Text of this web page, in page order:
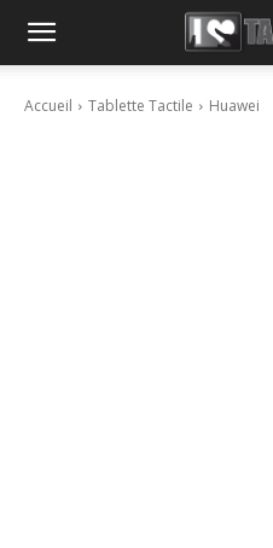
Accueil Tablette Tactile Huawei